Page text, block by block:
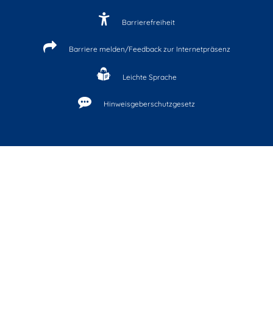
Barrierefreiheit
Barriere melden/Feedback zur Internetpräsenz
Leichte Sprache
Hinweisgeberschutzgesetz